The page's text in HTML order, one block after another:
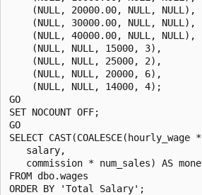
    (NULL, 20000.00, NULL, NULL),
    (NULL, 30000.00, NULL, NULL),
    (NULL, 40000.00, NULL, NULL),
    (NULL, NULL, 15000, 3),
    (NULL, NULL, 25000, 2),
    (NULL, NULL, 20000, 6),
    (NULL, NULL, 14000, 4);
GO
SET NOCOUNT OFF;
GO
SELECT
   salary,
commission * num_sales) AS
FROM dbo.wages
ORDER BY 'Total Salary';